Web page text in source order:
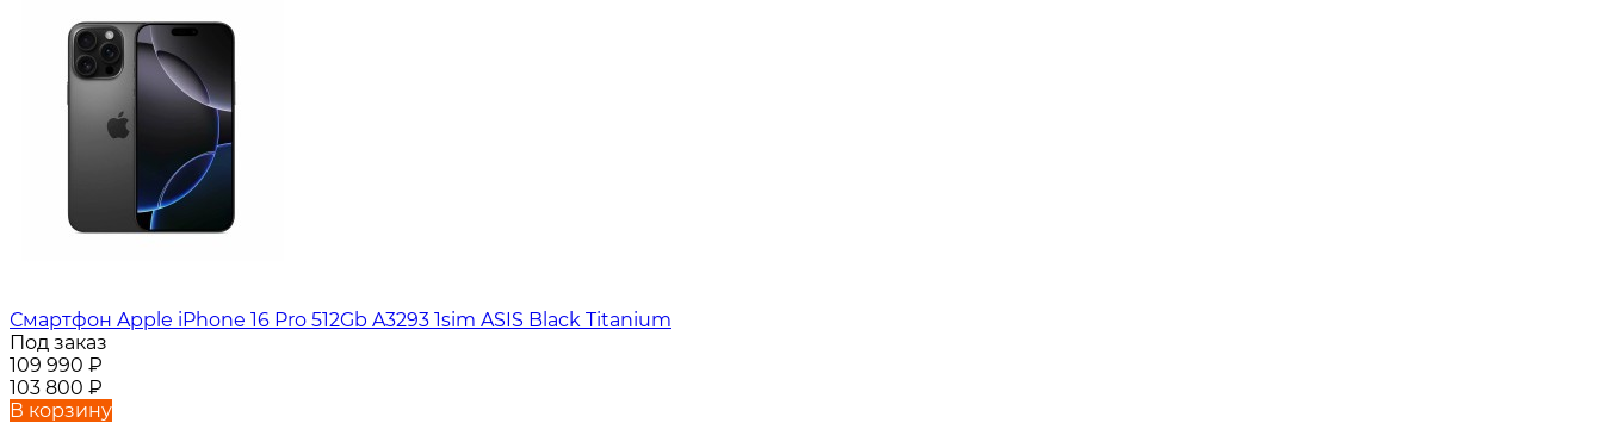
Смартфон Apple iPhone 16 Pro 512Gb A3293 1sim ASIS Black Titanium
Под заказ
109 990 ₽
103 800 ₽
В корзину